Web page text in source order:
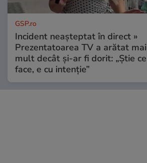
GSP.ro
Incident neașteptat în direct »
Prezentatoarea TV a arătat mai
mult decât și-ar fi dorit: „Știe ce
face, e cu intenție”